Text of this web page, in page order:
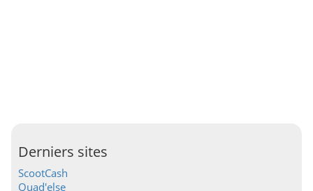
Derniers sites
ScootCash
Quad'else